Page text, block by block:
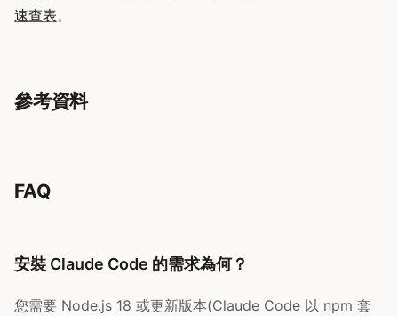
速查表。
參考資料
FAQ
安裝 Claude Code 的需求為何？
您需要 Node.js 18 或更新版本(Claude Code 以 npm 套